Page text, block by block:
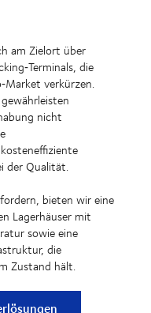
am Zielort über
die
verkürzen.
nicht
der Qualität.
bieten wir eine
Lagerhäuser mit
sowie eine
die
Zustand hält.